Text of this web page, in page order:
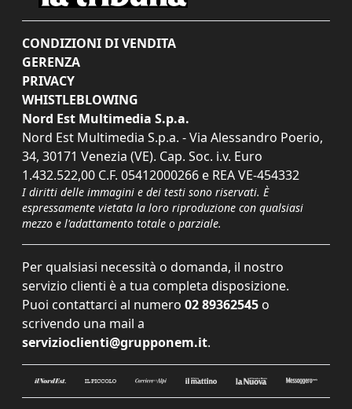
CONDIZIONI DI VENDITA
GERENZA
PRIVACY
WHISTLEBLOWING
Nord Est Multimedia S.p.a.
Nord Est Multimedia S.p.a. - Via Alessandro Poerio,
34, 30171 Venezia (VE). Cap. Soc. i.v. Euro
1.432.522,00 C.F. 05412000266 e REA VE-454332
I diritti delle immagini e dei testi sono riservati. È
espressamente vietata la loro riproduzione con qualsiasi
mezzo e l'adattamento totale o parziale.
Per qualsiasi necessità o domanda, il nostro
servizio clienti è a tua completa disposizione.
Puoi contattarci al numero 02 89362545 o
scrivendo una mail a
servizioclienti@grupponem.it.